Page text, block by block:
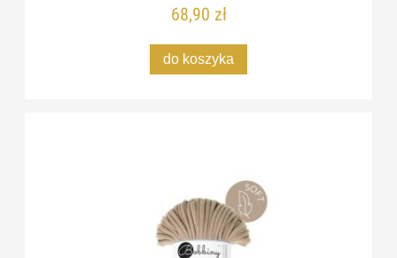
68,90 zł
do koszyka